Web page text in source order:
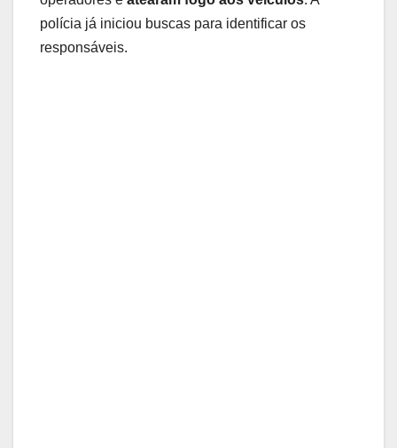
polícia já iniciou buscas para identificar os
responsáveis.